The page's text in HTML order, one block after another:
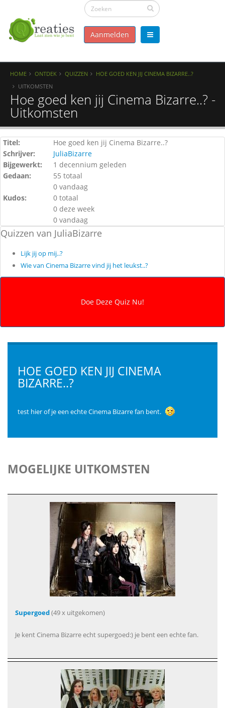
Aanmelden
HOME ONTDEK QUIZZEN
HOE GOED KEN JIJ CINEMA BIZARRE..?
UITKOMSTEN
Hoe goed ken jij Cinema Bizarre..? -
Uitkomsten
Titel:
Hoe goed ken jij Cinema Bizarre..?
Schrijver:
JuliaBizarre
Bijgewerkt:
1 decennium geleden
Gedaan:
55 totaal
0 vandaag
Kudos:
0 totaal
0 deze week
0 vandaag
Quizzen van JuliaBizarre
Lijk jij op mij..?
Wie van Cinema Bizarre vind jij het leukst..?
HOE GOED KEN JIJ CINEMA
BIZARRE..?
test hier of je een echte Cinema Bizarre fan bent.
MOGELIJKE UITKOMSTEN
Supergoed(49 x uitgekomen)
Je kent Cinema Bizarre echt supergoed:) je bent een echte fan.